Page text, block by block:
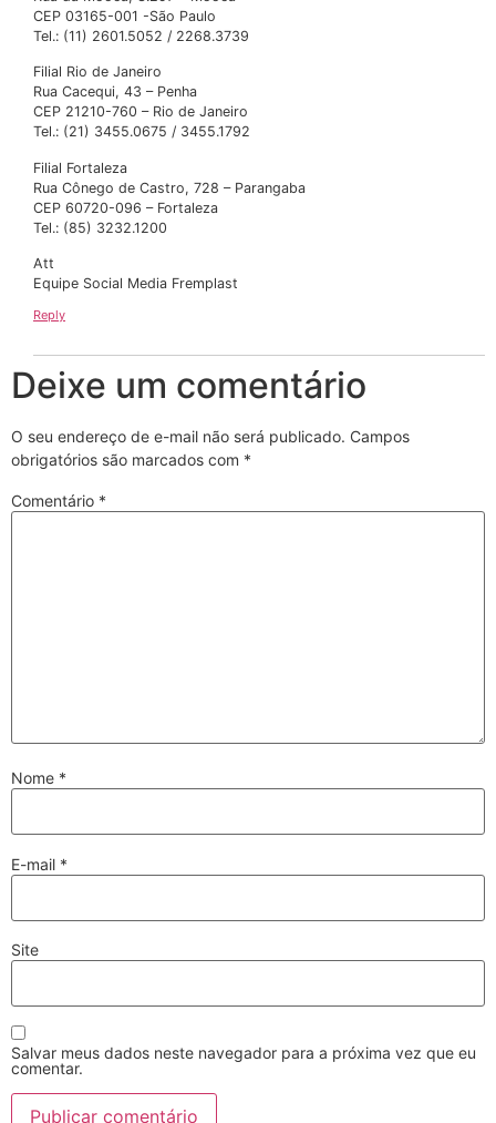
CEP 03165-001 -São Paulo
Tel.: (11) 2601.5052 / 2268.3739
Filial Rio de Janeiro
Rua Cacequi, 43 – Penha
CEP 21210-760 – Rio de Janeiro
Tel.: (21) 3455.0675 / 3455.1792
Filial Fortaleza
Rua Cônego de Castro, 728 – Parangaba
CEP 60720-096 – Fortaleza
Tel.: (85) 3232.1200
Att
Equipe Social Media Fremplast
Reply
Deixe um comentário
O seu endereço de e-mail não será publicado. Campos
obrigatórios são marcados com *
Comentário *
Nome *
E-mail *
Site
Salvar meus dados neste navegador para a próxima vez que eu
comentar.